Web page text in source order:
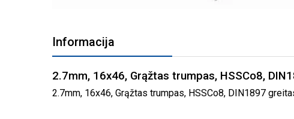
PAVEIKSLĖLIŲ
GALERIJOS
Informacija
2.7mm, 16x46, Grąžtas trumpas, HSSCo8,
2.7mm, 16x46, Grąžtas trumpas, HSSCo8, DIN1897